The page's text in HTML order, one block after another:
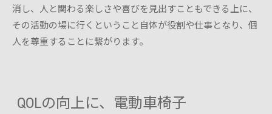
消し、人と関わる楽しさや喜びを見出すこともできる上に、
その活動の場に行くということ自体が役割や仕事となり、個
人を尊重することに繋がります。
QOLの向上に、電動車椅子